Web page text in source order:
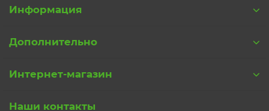
Информация
Дополнительно
Интернет-магазин
Наши контакты